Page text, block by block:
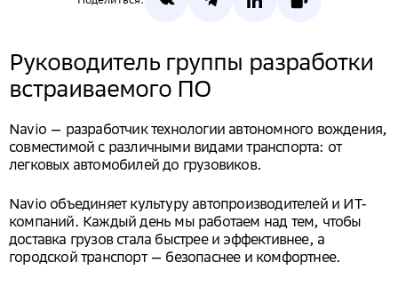
Руководитель группы разработки
встраиваемого ПО
Navio — разработчик технологии автономного вождения,
совместимой с различными видами транспорта: от
легковых автомобилей до грузовиков.
Navio объединяет культуру автопроизводителей и ИТ-
компаний. Каждый день мы работаем над тем, чтобы
доставка грузов стала быстрее и эффективнее, а
городской транспорт — безопаснее и комфортнее.